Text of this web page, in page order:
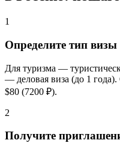
1
Определите тип визы
Для туризма —
— деловая виза (до 1 года).
$80 (7200 ₽).
2
Получите